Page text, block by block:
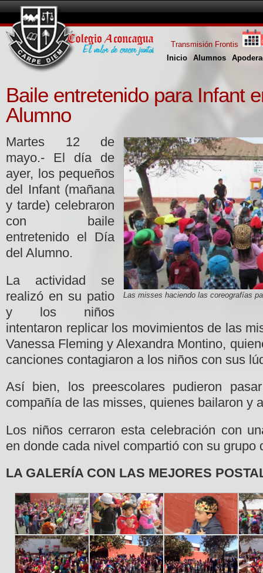
Inicio Alumnos
Transmisión Frontis
Baile entretenido para Infant
Alumno
Las misses haciendo las coreografías
Martes 12 de
mayo.- El día de
ayer, los pequeños
del Infant (mañana
y tarde) celebraron
con baile
entretenido el Día
del Alumno.
La actividad se
realizó en su patio
y los niños
intentaron replicar los movimientos de las
Vanessa Fleming y Alexandra Montino,
canciones contagiaron a los niños con sus
Así bien, los preescolares pudieron
compañía de las misses, quienes bailaron y
Los niños cerraron esta celebración con
en donde cada nivel compartió con su grupo
LA GALERÍA CON LAS MEJORES